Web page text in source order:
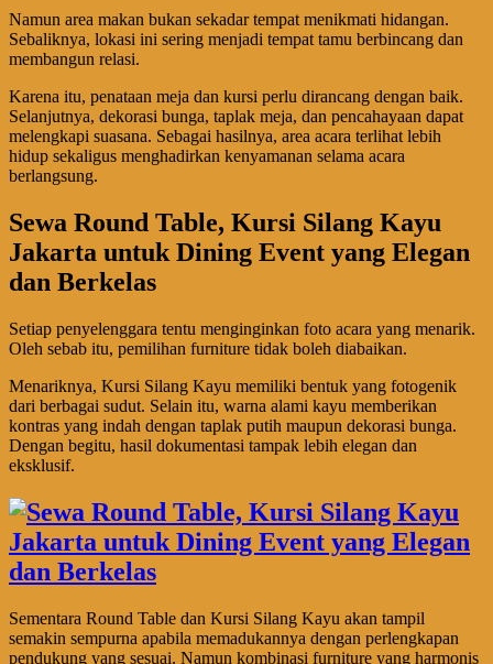
Namun area makan bukan sekadar tempat menikmati hidangan.
Sebaliknya, lokasi ini sering menjadi tempat tamu berbincang dan
membangun relasi.
Karena itu, penataan meja dan kursi perlu dirancang dengan baik.
Selanjutnya, dekorasi bunga, taplak meja, dan pencahayaan dapat
melengkapi suasana. Sebagai hasilnya, area acara terlihat lebih
hidup sekaligus menghadirkan kenyamanan selama acara
berlangsung.
Sewa Round Table, Kursi Silang Kayu
Jakarta untuk Dining Event yang Elegan
dan Berkelas
Setiap penyelenggara tentu menginginkan foto acara yang menarik.
Oleh sebab itu, pemilihan furniture tidak boleh diabaikan.
Menariknya, Kursi Silang Kayu memiliki bentuk yang fotogenik
dari berbagai sudut. Selain itu, warna alami kayu memberikan
kontras yang indah dengan taplak putih maupun dekorasi bunga.
Dengan begitu, hasil dokumentasi tampak lebih elegan dan
eksklusif.
Sementara Round Table dan Kursi Silang Kayu akan tampil
semakin sempurna apabila memadukannya dengan perlengkapan
pendukung yang sesuai. Namun kombinasi furniture yang harmonis